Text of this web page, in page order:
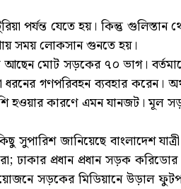
পর্যন্ত যেতে হয়। কিন্তু
সময় লোকসান গুনতে হয়।
আছেন মোট সড়কের ৭০ ভাগ।
গণপরিবহন ব্যবহার করেন।
হওয়ার কারণে এমন যানজট।
জানিয়েছে বাংলাদেশ
ঢাকার প্রধান প্রধান সড়ক
সড়কের মিডিয়ানে উড়াল